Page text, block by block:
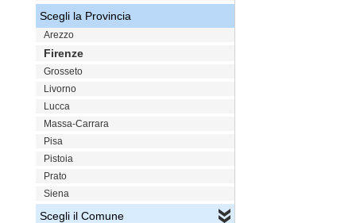
Scegli la Provincia
Arezzo
Firenze
Grosseto
Livorno
Lucca
Massa-Carrara
Pisa
Pistoia
Prato
Siena
Scegli il Comune